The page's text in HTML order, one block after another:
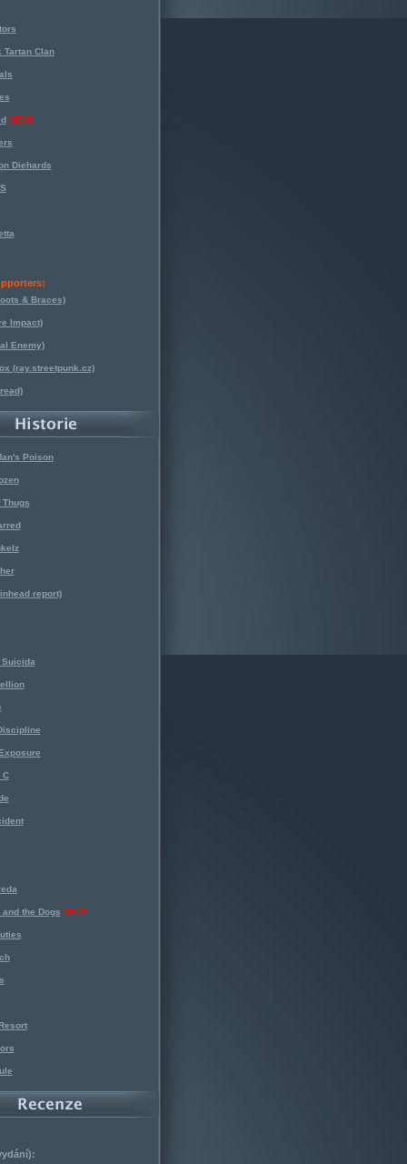
Tartan Clan
NEW!
Diehards
& Braces)
Impact)
Enemy)
(ray.streetpunk.cz)
Poison
Thugs
report)
Suicida
C
the Dogs NEW!